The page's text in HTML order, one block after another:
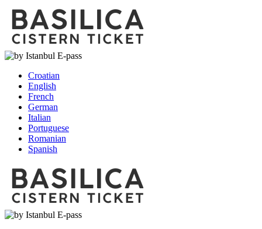
Croatian
English
French
German
Italian
Portuguese
Romanian
Spanish